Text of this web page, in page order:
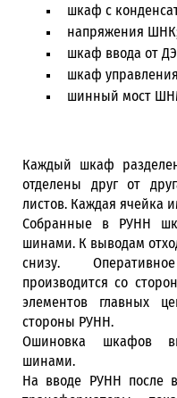
шкаф с
напряжения
шкаф ввода от
шкаф
шинный мост
Каждый шкаф
отделены друг от
листов. Каждая ячейка
Собранные в РУНН
шинами. К выводам
снизу.
производится со
элементов главных
стороны РУНН.
Ошиновка шкафов
шинами.
На вводе РУНН после